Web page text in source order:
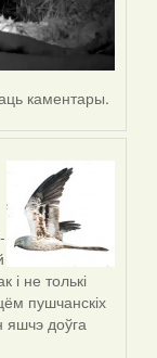
каментары.
і не толькі
пушчанскіх
яшчэ доўга